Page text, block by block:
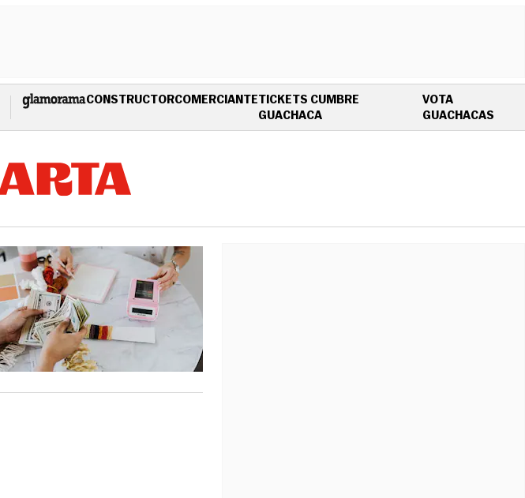
CONSTRUCTORCOMERCIANTETICKETS CUMBRE
GUACHACAOPENS IN NEW WINDOW
VOTA
GUACHACAS